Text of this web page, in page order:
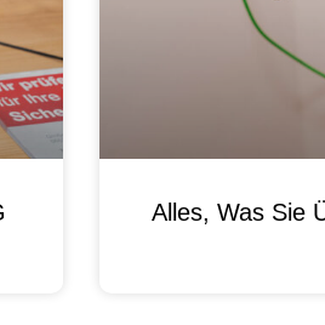
Alles, Was Sie